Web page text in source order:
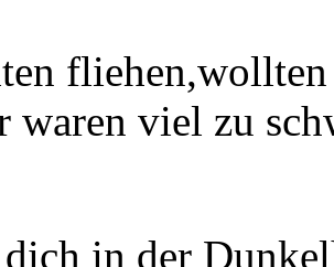
fliehen,wollten
waren viel zu
in der